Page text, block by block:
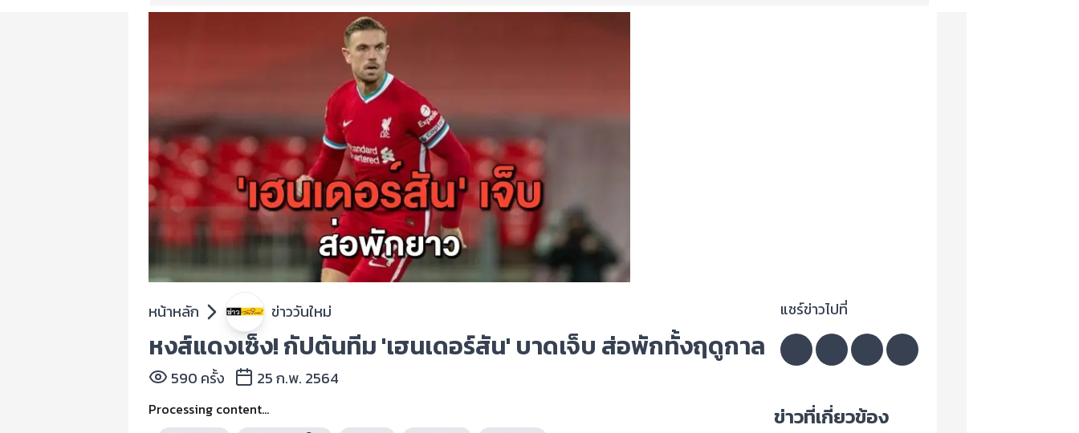
หน้าหลัก ข่าววันใหม่
หงส์แดงเซ็ง! กัปตันทีม 'เฮนเดอร์สัน' บาดเจ็บ ส่อพักทั้งฤดูกาล
590 ครั้ง 25 ก.พ. 2564
Processing content...
แชร์ข่าวไปที่
ข่าวที่เกี่ยวข้อง